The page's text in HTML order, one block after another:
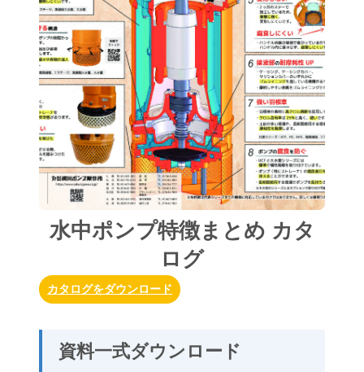
水中ポンプ特徴まとめ カタ
ログ
カタログをダウンロード
資料一式ダウンロード